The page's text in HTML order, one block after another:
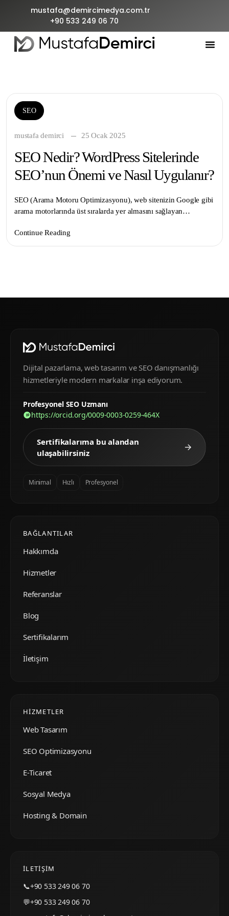
mustafa@demircimedya.com.tr
+90 533 249 06 70
SEO
mustafa demirci 25 Ocak 2025
SEO Nedir? WordPress Sitelerinde
SEO’nun Önemi ve Nasıl Uygulanır?
SEO (Arama Motoru Optimizasyonu), web sitenizin Google gibi
arama motorlarında üst sıralarda yer almasını sağlayan…
Continue Reading
Dijital pazarlama, web tasarım ve SEO danışmanlığı
hizmetleriyle modern markalar inşa ediyorum.
Profesyonel SEO Uzmanı
https://orcid.org/0009-0003-0259-464X
Sertifikalarıma bu alandan
ulaşabilirsiniz
Minimal Hızlı Profesyonel
BAĞLANTILAR
Hakkımda
Hizmetler
Referanslar
Blog
Sertifikalarım
İletişim
HIZMETLER
Web Tasarım
SEO Optimizasyonu
E-Ticaret
Sosyal Medya
Hosting & Domain
İLETIŞIM
📞+90 533 249 06 70
💬+90 533 249 06 70